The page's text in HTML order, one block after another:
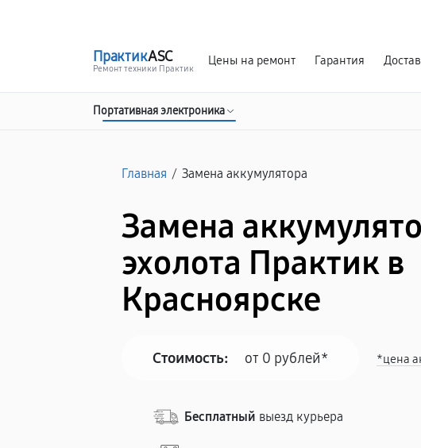
ПрактикASC
Ремонт техники Практик
Цены на ремонт Гарантия
Портативная электроника
Главная / Замена аккумулятора
Замена
эхолота Практик в
Красноярске
Стоимость: от 0 рублей* *цена
Бесплатный выезд курьера